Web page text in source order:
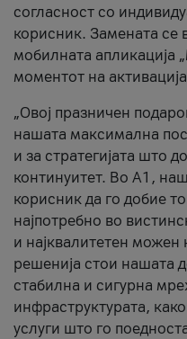
согласност со
корисник. Замената се
мобилната апликација
моментот на
„Овој празничен
нашата максимална
и за стратегијата што
континуитет. Во А1,
корисник да го добие
најпотребно во
и најквалитетен можен
решенија стои нашата
стабилна и сигурна
инфраструктурата,
услуги што го